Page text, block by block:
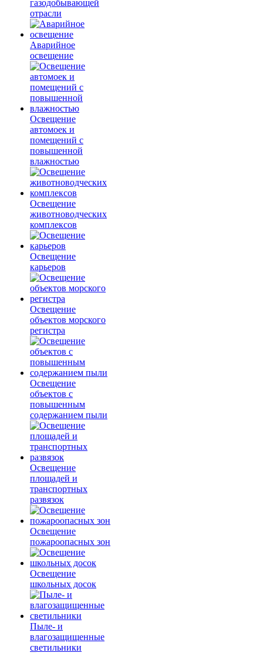
газодобывающей
отрасли
Аварийное
освещение
Освещение
автомоек и
помещений с
повышенной
влажностью
Освещение
животноводческих
комплексов
Освещение
карьеров
Освещение
объектов морского
регистра
Освещение
объектов с
повышенным
содержанием пыли
Освещение
площадей и
транспортных
развязок
Освещение
пожароопасных зон
Освещение
школьных досок
Пыле- и
влагозащищенные
светильники